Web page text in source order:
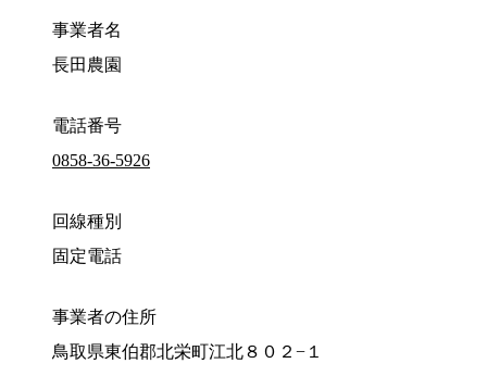
事業者名
長田農園
電話番号
0858-36-5926
回線種別
固定電話
事業者の住所
鳥取県東伯郡北栄町江北８０２−１